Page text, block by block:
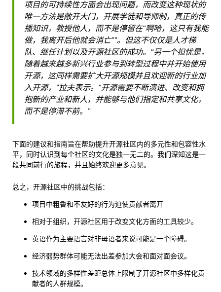
项目的可持续性方面会出现问题，而改变这种现状的
唯一方法是敞开大门，开展学徒和导师制，真正的传
播知识，教授他人，而不是停留在“啊哈，这只有我能
做，我离开后他就会消亡””。但这不仅仅是人才梯
队、继任计划以及开源社区的成功。“另一个担忧是，
随着越来越多新兴行业参与到转型过程中并开始使用
开源，这同样需要扩大开源规模并且欢迎新的行业加
入开源，”拉夫表示。“开源需要不断演进、改变和拥
抱新的产业和新人，并能够与他们指定和共享文化，
而不是停滞不前。”
下面的建议和指南旨在帮助提升开源社区内的多元性和包容性水
平，同时认识到每个社区的文化是独一无二的。我们深知这是一
段共同前行的旅程，并且始终欢迎更多意见。
总之，开源社区中的挑战包括：
项目中粗鲁和不友好的行为迫使贡献者离开
相对于组织，开源社区用于改变文化方面的工具较少。
英语作为主要语言对非母语者来说可能是一个障碍。
经济弱势群体可能无法出差参加大会和面对面会议。
技术领域的多样性差距总体上限制了开源社区中多样化贡
献者的人群规模。